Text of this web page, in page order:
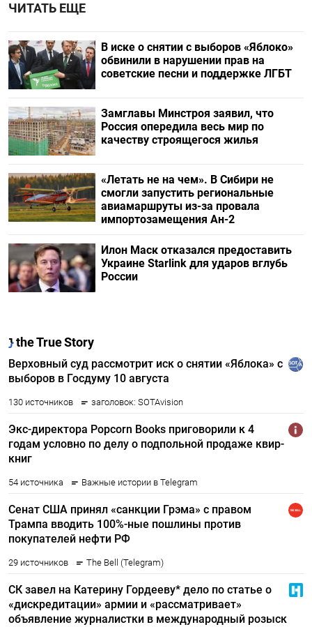
ЧИТАТЬ ЕЩЕ
В иске о снятии с выборов «Яблоко»
обвинили в нарушении прав на
советские песни и поддержке ЛГБТ
Замглавы Минстроя заявил, что
Россия опередила весь мир по
качеству строящегося жилья
«Летать не на чем». В Сибири не
смогли запустить региональные
авиамаршруты из-за провала
импортозамещения Ан-2
Илон Маск отказался предоставить
Украине Starlink для ударов вглубь
России